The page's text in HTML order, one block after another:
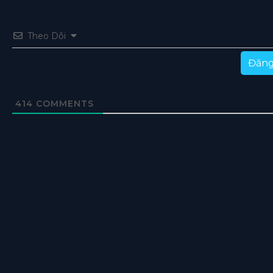
Theo Dõi
414 COMMENTS